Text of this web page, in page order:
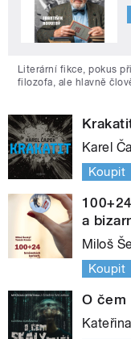
Literární fikce, pokus
filozofa, ale hlavně
Karel
Koupit
a
Miloš
Koupit
O čem